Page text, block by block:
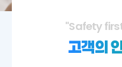
"Safety
고객의